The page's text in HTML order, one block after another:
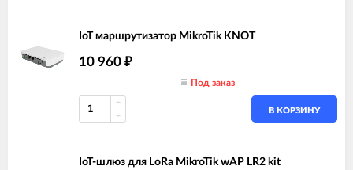
IoT маршрутизатор MikroTik KNOT
10 960 ₽
Под заказ
В КОРЗИНУ
IoT-шлюз для LoRa MikroTik wAP LR2 kit